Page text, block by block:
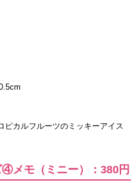
ピカルフルーツのミッキーアイス
メモ（ミニー）：380円